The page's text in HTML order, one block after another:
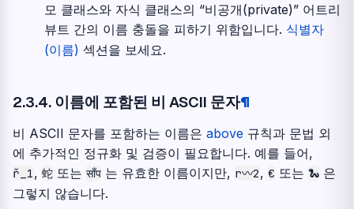
모 클래스와 자식 클래스의 “비공개(private)” 어트리
뷰트 간의 이름 충돌을 피하기 위함입니다. 식별자
(이름) 섹션을 보세요.
2.3.4. 이름에 포함된 비 ASCII 문자¶
비 ASCII 문자를 포함하는 이름은 above 규칙과 문법 외
에 추가적인 정규화 및 검증이 필요합니다. 예를 들어,
ř_1, 蛇 또는 साँप 는 유효한 이름이지만, r〰2, € 또는 🐍 은
그렇지 않습니다.